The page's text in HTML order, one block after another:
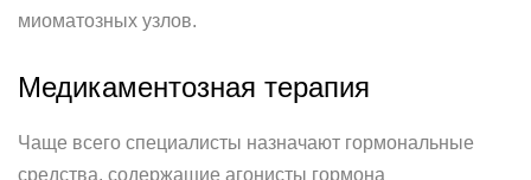
миоматозных узлов.
Медикаментозная терапия
Чаще всего специалисты назначают гормональные
средства, содержащие агонисты гормона